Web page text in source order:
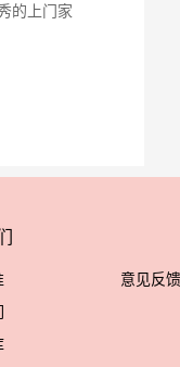
的上门家
意见反馈